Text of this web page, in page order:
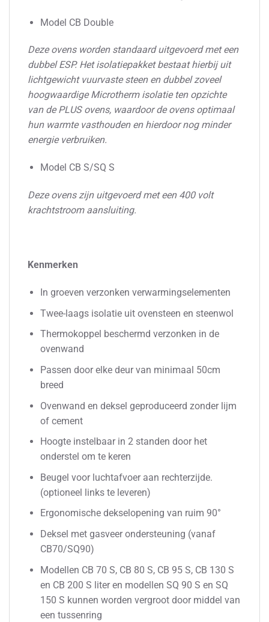
Model CB Double
Deze ovens worden standaard uitgevoerd met een
dubbel ESP. Het isolatiepakket bestaat hierbij uit
lichtgewicht vuurvaste steen en dubbel zoveel
hoogwaardige Microtherm isolatie ten opzichte
van de PLUS ovens, waardoor de ovens optimaal
hun warmte vasthouden en hierdoor nog minder
energie verbruiken.
Model CB S/SQ S
Deze ovens zijn uitgevoerd met een 400 volt
krachtstroom aansluiting.
Kenmerken
In groeven verzonken verwarmingselementen
Twee-laags isolatie uit ovensteen en steenwol
Thermokoppel beschermd verzonken in de
ovenwand
Passen door elke deur van minimaal 50cm
breed
Ovenwand en deksel geproduceerd zonder lijm
of cement
Hoogte instelbaar in 2 standen door het
onderstel om te keren
Beugel voor luchtafvoer aan rechterzijde.
(optioneel links te leveren)
Ergonomische dekselopening van ruim 90°
Deksel met gasveer ondersteuning (vanaf
CB70/SQ90)
Modellen CB 70 S, CB 80 S, CB 95 S, CB 130 S
en CB 200 S liter en modellen SQ 90 S en SQ
150 S kunnen worden vergroot door middel van
een tussenring